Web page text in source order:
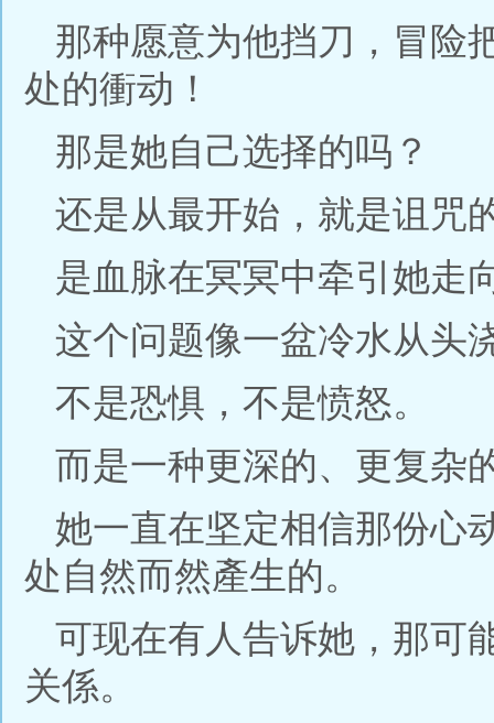
那种愿意为他挡刀，冒险
处的衝动！
那是她自己选择的吗？
还是从最开始，就是诅咒
是血脉在冥冥中牵引她走
这个问题像一盆冷水从头
不是恐惧，不是愤怒。
而是一种更深的、更复杂
她一直在坚定相信那份心
处自然而然產生的。
可现在有人告诉她，那可
关係。